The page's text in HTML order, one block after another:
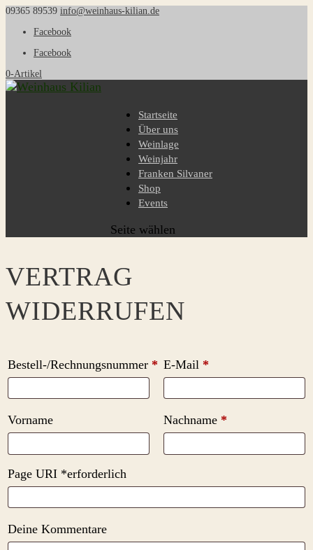
09365 89539 info@weinhaus-kilian.de
Facebook
Facebook
0-Artikel
Startseite
Über uns
Weinlage
Weinjahr
Franken Silvaner
Shop
Events
Seite wählen
VERTRAG
WIDERRUFEN
Bestell-/Rechnungsnummer * E-Mail *erforderlich
Vorname Nachname *erforderlich
Page URI *erforderlich
Deine Kommentare